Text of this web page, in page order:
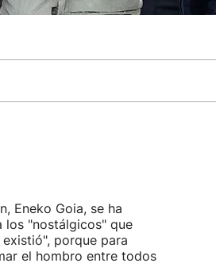
Eneko Goia, se ha
los "nostálgicos" que
porque para
el hombro entre todos